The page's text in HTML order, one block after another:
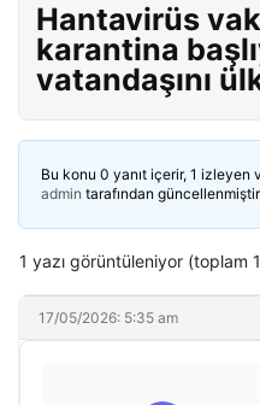
Hantavirüs
karantina
vatandaşını
Bu konu 0 yanıt içerir, 1 izleyen
admin tarafından
1 yazı görüntüleniyor (toplam
17/05/2026: 5:35 am